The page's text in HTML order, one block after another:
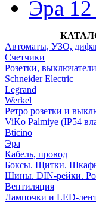
Эра
Автоматы, УЗО,
Счетчики
Розетки, выключатели
Schneider Electric
Legrand
Werkel
Ретро розетки и
ViKo Palmiye (IP54
Bticino
Эра
Кабель, провод
Боксы. Щитки.
Шины. DIN-рейки.
Вентиляция
Лампочки и LED-